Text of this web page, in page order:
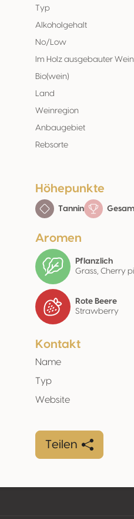
Typ
Alkoholgehalt
No/Low
Im Holz ausgebauter Wein
Bio(wein)
Land
Weinregion
Anbaugebiet
Rebsorte
Höhepunkte
Tannin
Aromen
Pflanzlich
Grass, Cherry
Rote Beere
Strawberry
Kontakt
Name
Typ
Website
Teilen